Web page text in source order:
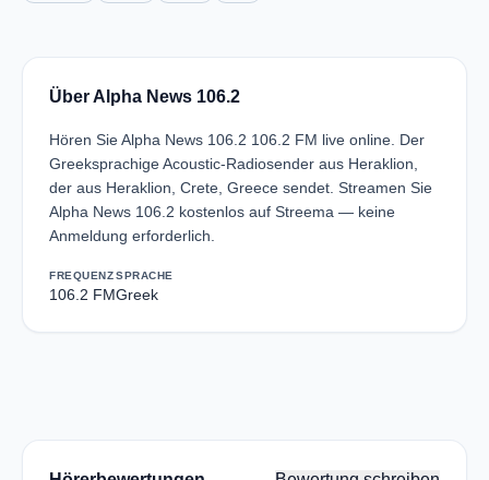
Über Alpha News 106.2
Hören Sie Alpha News 106.2 106.2 FM live online. Der
Greeksprachige Acoustic-Radiosender aus Heraklion,
der aus Heraklion, Crete, Greece sendet. Streamen Sie
Alpha News 106.2 kostenlos auf Streema — keine
Anmeldung erforderlich.
FREQUENZ
106.2 FM
SPRACHE
Greek